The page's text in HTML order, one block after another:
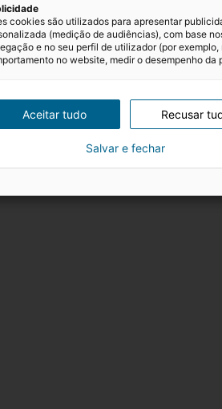
cookies são utilizados para apresentar
(medição de audiências), com base
e no seu perfil de utilizador (por exemplo,
no website, medir o desempenho da
Aceitar tudo Recusar
Salvar e fechar